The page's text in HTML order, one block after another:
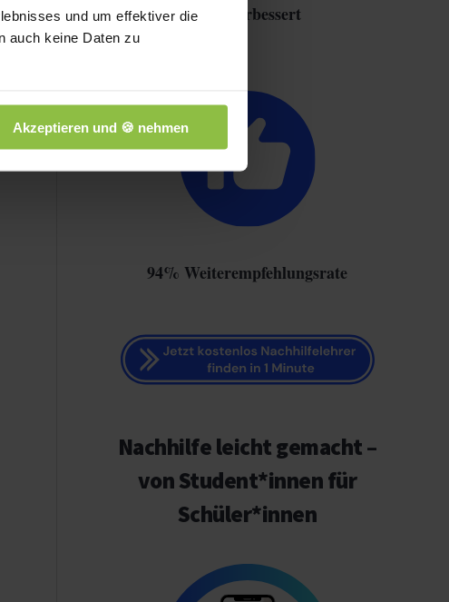
und um effektiver die
auch keine Daten zu
Akzeptieren und 🍪 nehmen
Note verbessert
94% Weiterempfehlungsrate
Nachhilfe leicht gemacht –
von Student*innen für
Schüler*innen